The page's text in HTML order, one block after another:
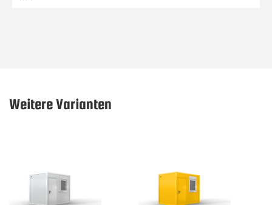
Weitere Varianten